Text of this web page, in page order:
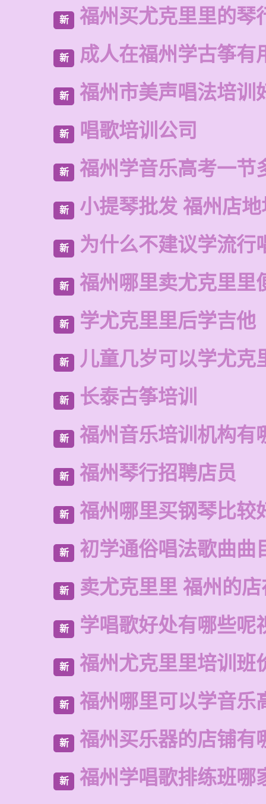
新 福州买尤克里里的琴
新 成人在福州学古筝有
新 福州市美声唱法培训
新 唱歌培训公司
新 福州学音乐高考一节
新 小提琴批发 福州店
新 为什么不建议学流行
新 福州哪里卖尤克里里
新 学尤克里里后学吉他
新 儿童几岁可以学尤克
新 长泰古筝培训
新 福州音乐培训机构有
新 福州琴行招聘店员
新 福州哪里买钢琴比较
新 初学通俗唱法歌曲曲
新 卖尤克里里 福州的
新 学唱歌好处有哪些呢
新 福州尤克里里培训班
新 福州哪里可以学音乐
新 福州买乐器的店铺有
新 福州学唱歌排练班哪